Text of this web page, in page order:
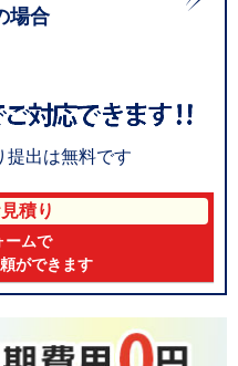
場合
提出は無料です
積り
ームで
ができます